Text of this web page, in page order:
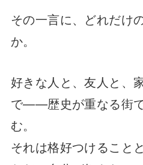
その一言に、どれだけ
か。
好きな人と、友人と、
で——歴史が重なる街
む。
それは格好つけること